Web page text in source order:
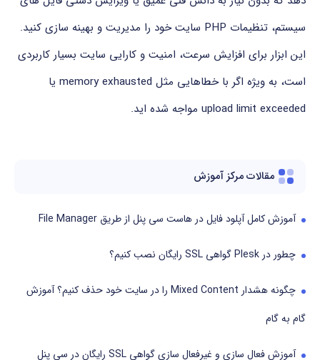
سیستم، تنظیمات PHP سایت خود را مدیریت و بهینه سازی کنید.
این ابزار برای افزایش سرعت، امنیت و کارایی سایت بسیار کاربردی
است، به ویژه اگر با خطاهایی مثل memory exhausted یا
upload limit exceeded مواجه شده اید.
مقالات مرکز آموزش
آموزش کامل آپلود فایل در هاست سی پنل از طریق File Manager
چطور در Plesk گواهی SSL رایگان نصب کنیم؟
چگونه هشدار Mixed Content را در سایت خود حذف کنیم؟ آموزش
گام به گام
آموزش فعال سازی و غیرفعال سازی گواهی SSL رایگان در سی پنل